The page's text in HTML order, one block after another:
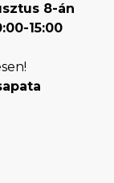
8-án
15:00